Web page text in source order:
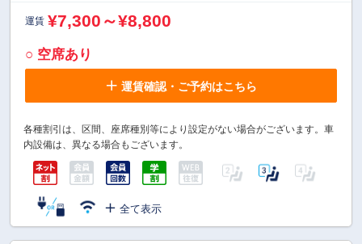
運賃 ¥7,300～¥8,800
○ 空席あり
運賃確認・ご予約はこちら
各種割引は、区間、座席種別等により設定がない場合がございます。車
内設備は、異なる場合もございます。
全て表示